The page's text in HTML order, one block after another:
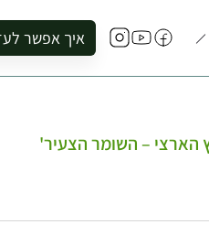
איך אפשר
להזמין סיור
להירשם לקורס
הארצי – השומר הצעיר'